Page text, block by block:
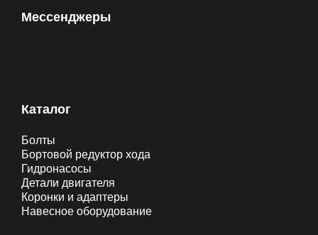
Мессенджеры
Каталог
Болты
Бортовой редуктор хода
Гидронасосы
Детали двигателя
Коронки и адаптеры
Навесное оборудование